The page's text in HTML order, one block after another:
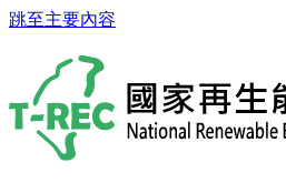
跳至主要內容